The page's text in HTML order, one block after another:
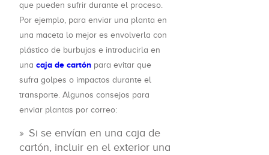
que pueden sufrir durante el proceso.
Por ejemplo, para enviar una planta en
una maceta lo mejor es envolverla con
plástico de burbujas e introducirla en
una caja de cartón para evitar que
sufra golpes o impactos durante el
transporte. Algunos consejos para
enviar plantas por correo:
Si se envían en una caja de
cartón, incluir en el exterior una